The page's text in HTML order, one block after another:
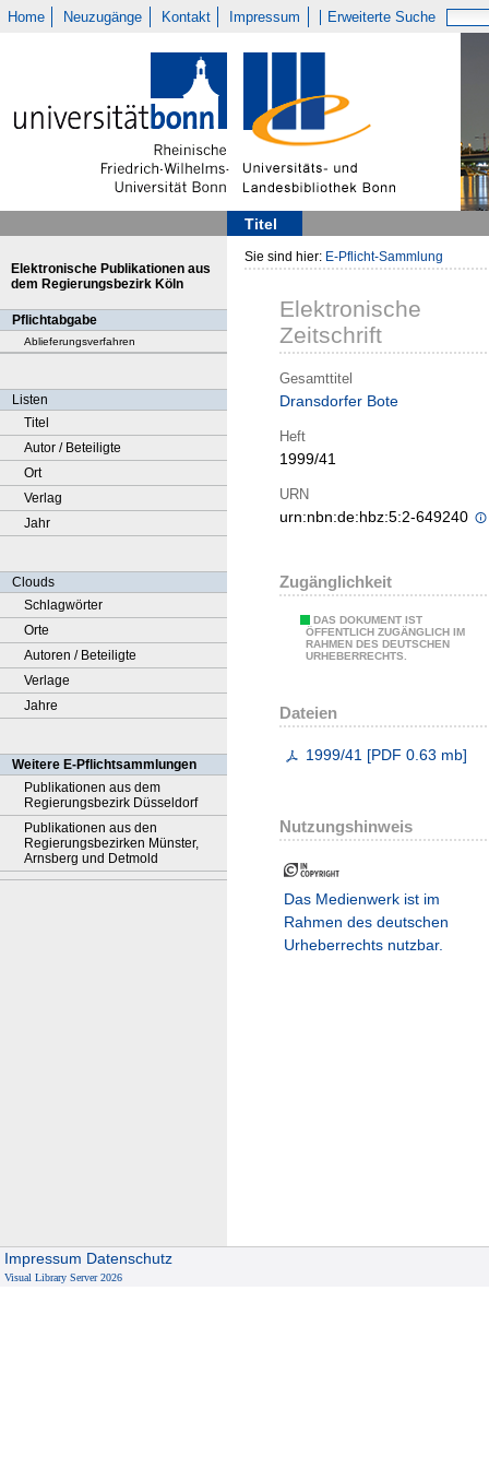
Home Neuzugänge Kontakt Impressum Erweiterte Suche
Titel
Elektronische Publikationen aus
dem Regierungsbezirk Köln
Pflichtabgabe
Ablieferungsverfahren
Listen
Titel
Autor / Beteiligte
Ort
Verlag
Jahr
Clouds
Schlagwörter
Orte
Autoren / Beteiligte
Verlage
Jahre
Weitere E-Pflichtsammlungen
Publikationen aus dem
Regierungsbezirk Düsseldorf
Publikationen aus den
Regierungsbezirken Münster,
Arnsberg und Detmold
Sie sind hier: E-Pflicht-Sammlung
Elektronische
Zeitschrift
Gesamttitel
Dransdorfer Bote
Heft
1999/41
URN
urn:nbn:de:hbz:5:2-649240
Zugänglichkeit
DAS DOKUMENT IST
ÖFFENTLICH ZUGÄNGLICH IM
RAHMEN DES DEUTSCHEN
URHEBERRECHTS.
Dateien
1999/41 [PDF 0.63 mb]
Nutzungshinweis
Das Medienwerk ist im
Rahmen des deutschen
Urheberrechts nutzbar.
Impressum Datenschutz
Visual Library Server 2026